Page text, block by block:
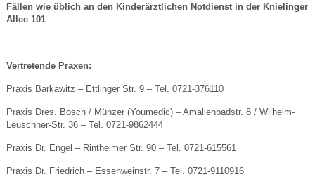
Fällen wie üblich an den Kinderärztlichen Notdienst in der Knielinger
Allee 101
Vertretende Praxen:
Praxis Barkawitz ‒ Ettlinger Str. 9 ‒ Tel. 0721-376110
Praxis Dres. Bosch / Münzer (Youmedic) ‒ Amalienbadstr. 8 / Wilhelm-
Leuschner-Str. 36 ‒ Tel. 0721-9862444
Praxis Dr. Engel ‒ Rintheimer Str. 90 ‒ Tel. 0721-615561
Praxis Dr. Friedrich ‒ Essenweinstr. 7 ‒ Tel. 0721-9110916